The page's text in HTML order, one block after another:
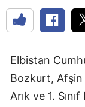
Elbistan
Bozkurt, Afşin
Arık ve 1.